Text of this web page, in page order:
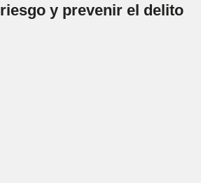
riesgo y prevenir el delito